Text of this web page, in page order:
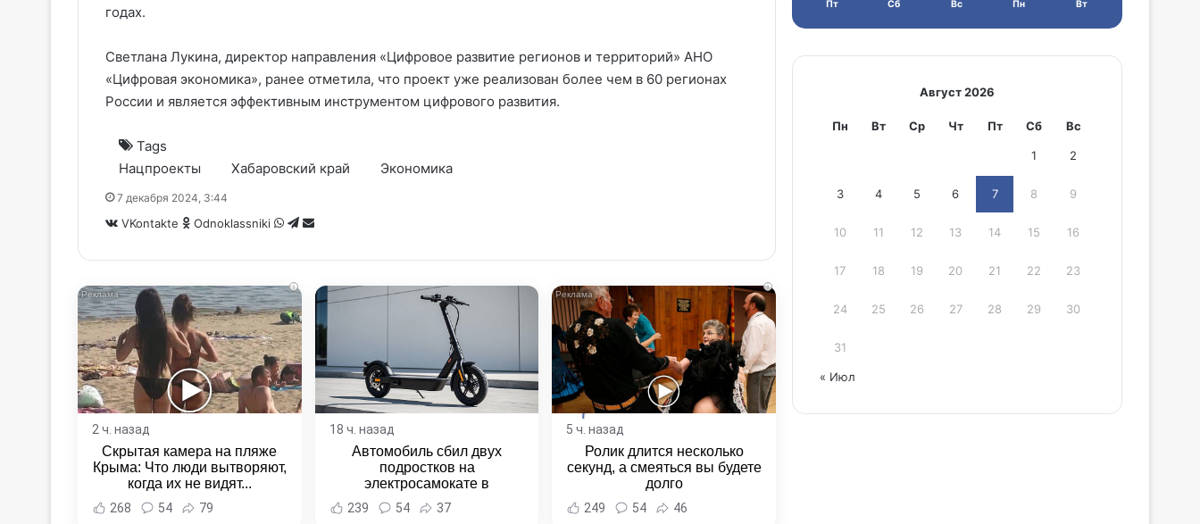
годах.
Светлана Лукина, директор направления «Цифровое развитие регионов и территорий» АНО
«Цифровая экономика», ранее отметила, что проект уже реализован более чем в 60 регионах
России и является эффективным инструментом цифрового развития.
Tags
Нацпроекты
Хабаровский край Экономика
7 декабря 2024, 3:44
VKontakte Odnoklassniki WhatsApp
Telegram
Share
Email
i
2 ч. назад
Скрытая камера на пляже
Крыма: Что люди вытворяют,
когда их не видят...
268 54 79
18 ч. назад
Автомобиль сбил двух
подростков на
электросамокате в
Комсомольске-на-Амуре -
Новости Хабаровска и
239 54 37
i
5 ч. назад
Ролик длится несколько
секунд, а смеяться вы будете
долго
249 54 46
Пт Сб Вс Пн Вт
Август 2026
Пн Вт Ср Чт Пт Сб Вс
1 2
3 4 5 6 7 8 9
10 11 12 13 14 15 16
17 18 19 20 21 22 23
24 25 26 27 28 29 30
31
« Июл